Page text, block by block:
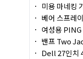
미용 마네킹
베어 스프레
여성용 PING
밴프 Two
Dell 27인치